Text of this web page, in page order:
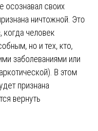
осознавал своих
ничтожной. Это
когда человек
но и тех, кто,
заболеваниями или
В этом
признана
вернуть